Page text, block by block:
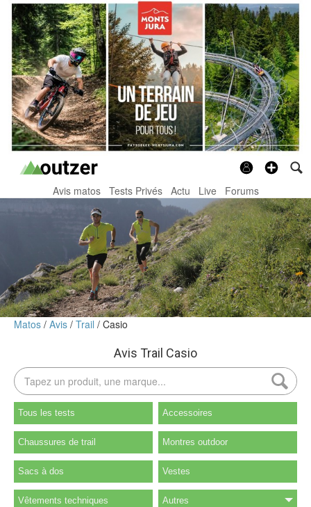
Avis matos Tests Privés Actu Live Forums
Matos Avis Trail Casio
Avis Trail Casio
Tous les tests Accessoires
Chaussures de trail Montres outdoor
Sacs à dos Vestes
Vêtements techniques Autres